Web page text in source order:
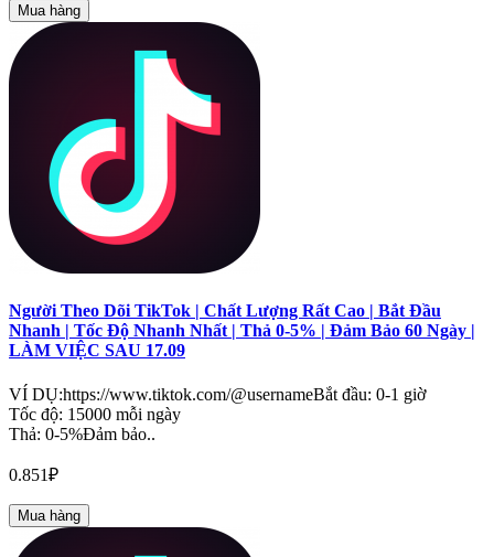
Mua hàng
Người Theo Dõi TikTok | Chất Lượng Rất Cao | Bắt Đầu
Nhanh | Tốc Độ Nhanh Nhất | Thả 0-5% | Đảm Bảo 60 Ngày |
LÀM VIỆC SAU 17.09
VÍ DỤ:https://www.tiktok.com/@usernameBắt đầu: 0-1 giờ
Tốc độ: 15000 mỗi ngày
Thả: 0-5%Đảm bảo..
0.851₽
Mua hàng